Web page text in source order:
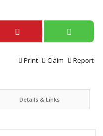
Report
Claim
Print
Details & Links